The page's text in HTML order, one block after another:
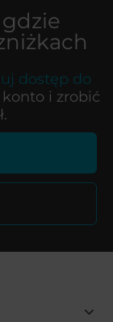
gdzie
dostęp do
konto i zrobić